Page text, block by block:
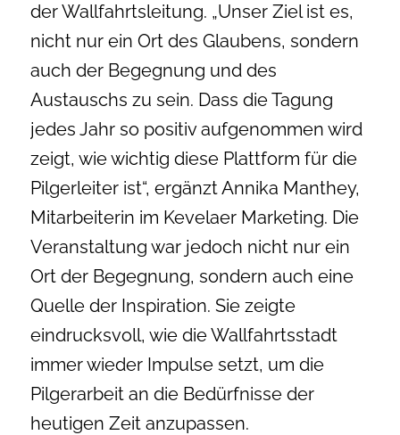
der Wallfahrtsleitung. „Unser Ziel ist es,
nicht nur ein Ort des Glaubens, sondern
auch der Begegnung und des
Austauschs zu sein. Dass die Tagung
jedes Jahr so positiv aufgenommen wird
zeigt, wie wichtig diese Plattform für die
Pilgerleiter ist“, ergänzt Annika Manthey,
Mitarbeiterin im Kevelaer Marketing. Die
Veranstaltung war jedoch nicht nur ein
Ort der Begegnung, sondern auch eine
Quelle der Inspiration. Sie zeigte
eindrucksvoll, wie die Wallfahrtsstadt
immer wieder Impulse setzt, um die
Pilgerarbeit an die Bedürfnisse der
heutigen Zeit anzupassen.